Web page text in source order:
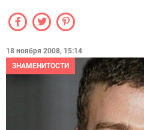
18 ноября 2008, 15:14
ЗНАМЕНИТОСТИ